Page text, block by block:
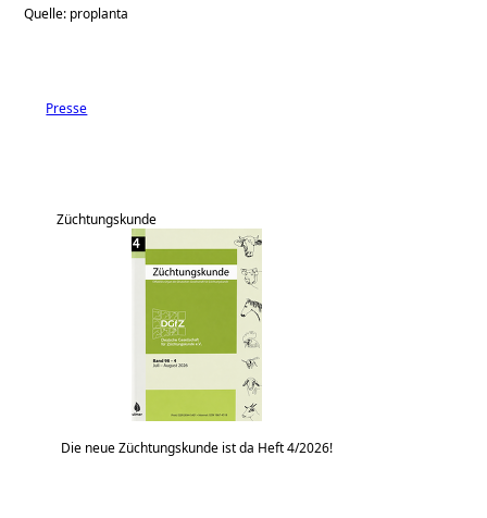
Quelle: proplanta
Presse
Züchtungskunde
Die neue Züchtungskunde ist da Heft 4/2026!